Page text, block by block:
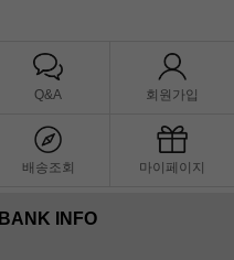
Q&A 회원가입
배송조회 마이페이지
BANK INFO